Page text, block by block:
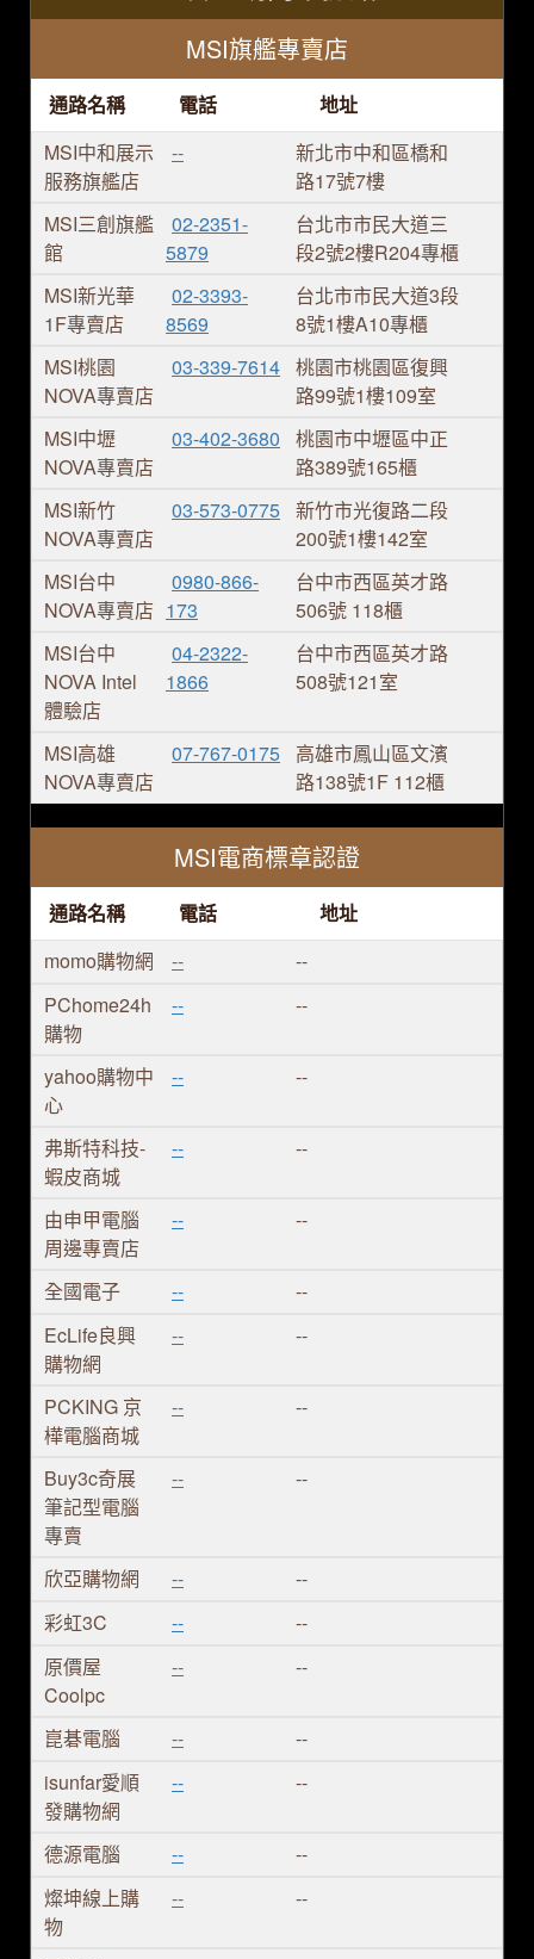
MSI旗艦專賣店
通路名稱 電話
地址
MSI中和展示
服務旗艦店
--
新北市中和區橋和
路17號7樓
MSI三創旗艦
館
02-2351-
5879
台北市市民大道三
段2號2樓R204專櫃
MSI新光華
1F專賣店
02-3393-
8569
台北市市民大道3段
8號1樓A10專櫃
MSI桃園
NOVA專賣店
03-339-7614 桃園市桃園區復興
路99號1樓109室
MSI中壢
NOVA專賣店
03-402-3680
桃園市中壢區中正
路389號165櫃
MSI新竹
NOVA專賣店
03-573-0775 新竹市光復路二段
200號1樓142室
MSI台中
NOVA專賣店
0980-866-
173
台中市西區英才路
506號 118櫃
MSI台中
NOVA Intel
體驗店
04-2322-
1866
台中市西區英才路
508號121室
MSI高雄
NOVA專賣店
07-767-0175
高雄市鳳山區文濱
路138號1F 112櫃
MSI電商標章認證
通路名稱 電話
地址
momo購物網
--
--
PChome24h
購物
-- --
yahoo購物中
心
-- --
弗斯特科技-
蝦皮商城
-- --
由申甲電腦
周邊專賣店
-- --
全國電子 --
--
EcLife良興
購物網
-- --
PCKING 京
樺電腦商城
-- --
Buy3c奇展
筆記型電腦
專賣
-- --
欣亞購物網 --
--
彩虹3C
--
--
原價屋
Coolpc
-- --
崑碁電腦 --
--
isunfar愛順
發購物網
-- --
德源電腦 --
--
燦坤線上購
物
-- --